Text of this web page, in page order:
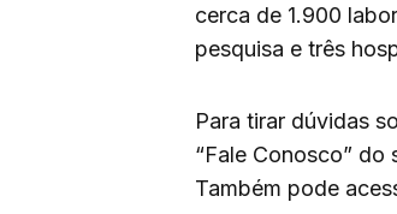
cerca de 1.900
pesquisa e três
Para tirar dúvidas
“Fale Conosco” do
Também pode